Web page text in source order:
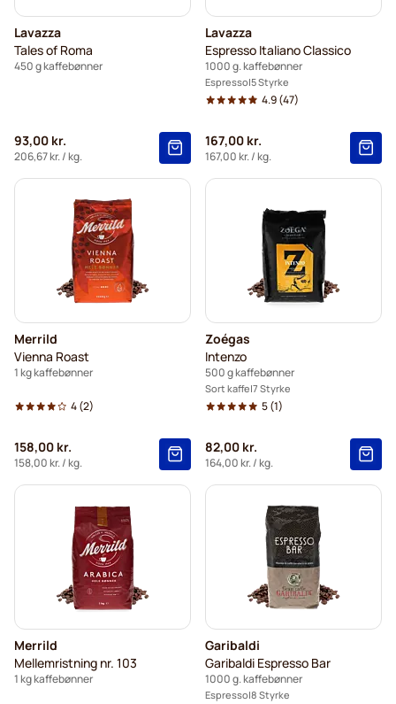
Lavazza
Tales of Roma
450 g kaffebønner
93,00 kr.
206,67 kr./ kg.
Lavazza
Espresso Italiano Classico
1000 g. kaffebønner
Espresso 5 Styrke
4.9(47)
167,00 kr.
167,00 kr./ kg.
Merrild
Vienna Roast
1 kg kaffebønner
4(2)
158,00 kr.
158,00 kr./ kg.
Zoégas
Intenzo
500 g kaffebønner
Sort kaffe 7 Styrke
5(1)
82,00 kr.
164,00 kr./ kg.
Merrild
Mellemristning nr. 103
1 kg kaffebønner
Garibaldi
Garibaldi Espresso Bar
1000 g. kaffebønner
Espresso 8 Styrke